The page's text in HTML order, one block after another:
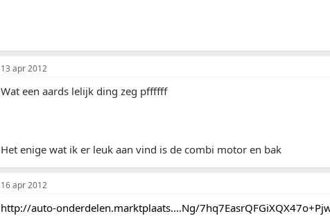
13 apr 2012
Wat een aards lelijk ding zeg pffffff
Het enige wat ik er leuk aan vind is de combi motor en bak
16 apr 2012
http://auto-onderdelen.marktplaats....Ng/